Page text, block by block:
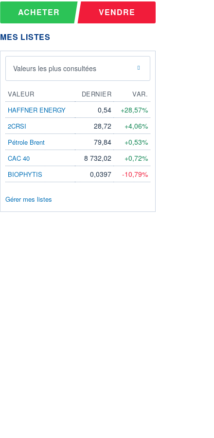
ACHETER VENDRE
MES LISTES
Valeurs les plus consultées
VALEUR DERNIER
VAR.
HAFFNER ENERGY
0,54 +28,57%
2CRSI 28,72 +4,06%
Pétrole Brent 79,84 +0,53%
CAC 40 8 732,02 +0,72%
BIOPHYTIS 0,0397 -10,79%
Gérer mes listes